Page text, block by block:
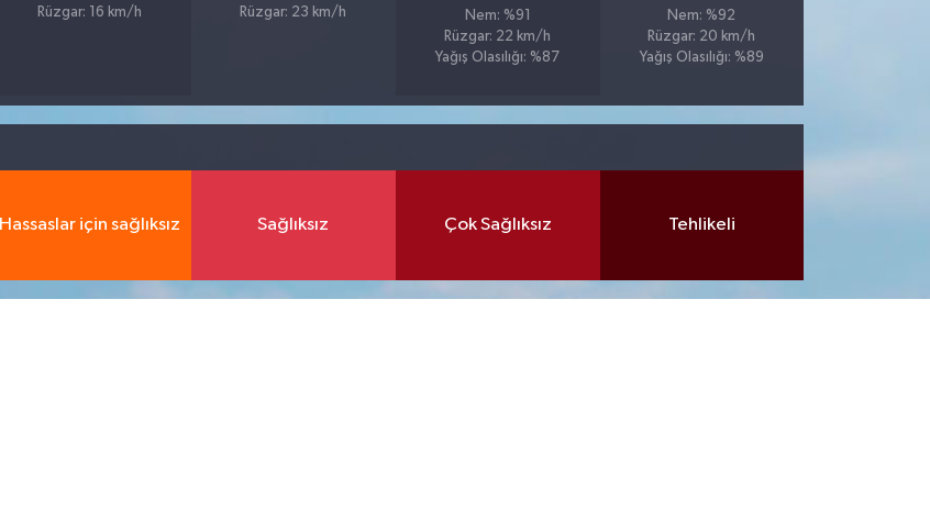
Rüzgar: 16 km/h
Rüzgar: 23 km/h
Nem: %91
Rüzgar: 22 km/h
Yağış Olasılığı: %87
Nem: %92
Rüzgar: 20 km/h
Yağış Olasılığı: %89
Hassaslar için sağlıksız Sağlıksız Çok Sağlıksız Tehlikeli